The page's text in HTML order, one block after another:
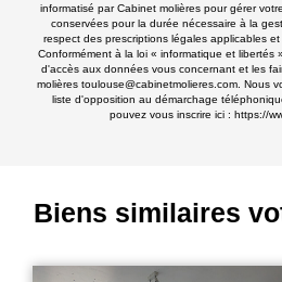
informatisé par Cabinet molières pour gérer
conservées pour la durée nécessaire à la
respect des prescriptions légales applicables
Conformément à la loi « informatique et libertés
d'accès aux données vous concernant et les
molières toulouse@cabinetmolieres.com. Nous
liste d'opposition au démarchage
pouvez vous inscrire ici : https://
Biens similaires